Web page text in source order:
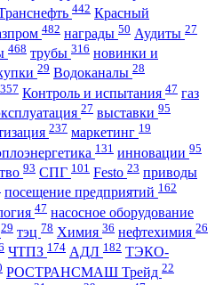
442 Красный
482 награды 50 Аудиты 27
468 трубы 316 новинки и
29 Водоканалы 28
357 Контроль и испытания 47 газ
27 выставки 95
237 маркетинг 19
131 инновации 95
93 СПГ 101 Festo 23 приводы
посещение предприятий 162
47 насосное оборудование
29 тэц 78 Химия 36 нефтехимия 26
ЧТПЗ 174 АДЛ 182 ТЭКО-
РОСТРАНСМАШ Трейд 22